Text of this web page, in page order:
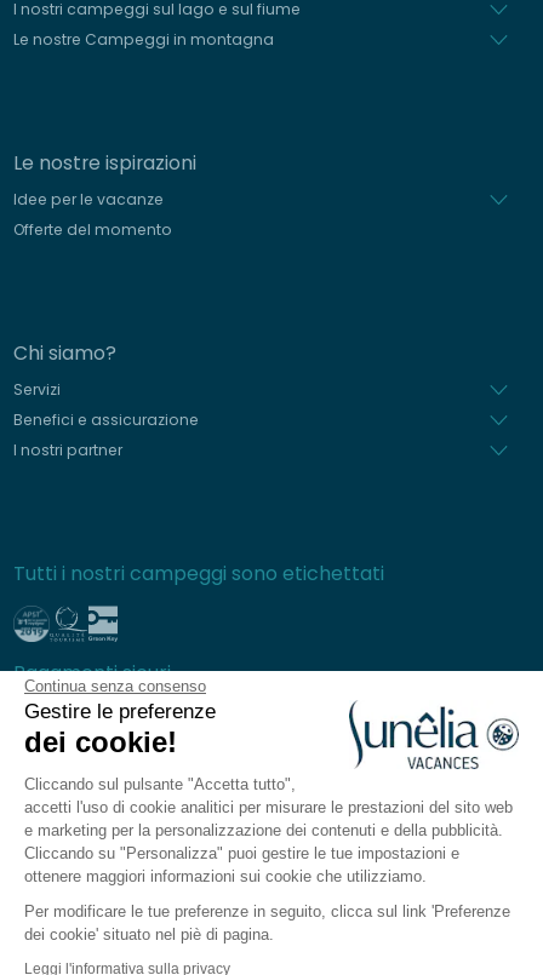
Continua senza consenso
Gestire le preferenze
dei cookie!
Cliccando sul pulsante "Accetta tutto",
accetti l'uso di cookie analitici per misurare le prestazioni del sito web
e marketing per la personalizzazione dei contenuti e della pubblicità.
Cliccando su "Personalizza" puoi gestire le tue impostazioni e
ottenere maggiori informazioni sui cookie che utilizziamo.
Per modificare le tue preferenze in seguito, clicca sul link 'Preferenze
dei cookie' situato nel piè di pagina.
Leggi l'informativa sulla privacy
I nostri campeggi sul lago e sul fiume
Le nostre Campeggi in montagna
Le nostre ispirazioni
Idee per le vacanze
Offerte del momento
Chi siamo?
Servizi
Benefici e assicurazione
I nostri partner
Tutti i nostri campeggi sono etichettati
Pagamenti sicuri
Domande frequenti
Condizioni generali di vendita
Carta di Protezione dei dati personali
Note legali
Mappa del sito
Impostazioni dei cookie